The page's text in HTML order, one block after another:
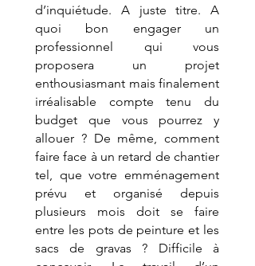
d’inquiétude. A juste titre. A
quoi bon engager un
professionnel qui vous
proposera un projet
enthousiasmant mais finalement
irréalisable compte tenu du
budget que vous pourrez y
allouer ? De même, comment
faire face à un retard de chantier
tel, que votre emménagement
prévu et organisé depuis
plusieurs mois doit se faire
entre les pots de peinture et les
sacs de gravas ? Difficile à